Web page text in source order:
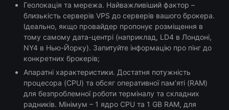
Геолокація та мережа. Найважливіший фактор –
близькість серверів VPS до серверів вашого брокера.
Ідеально, якщо провайдер пропонує розміщення в
тому самому дата-центрі (наприклад, LD4 в Лондоні,
NY4 в Нью-Йорку). Запитуйте інформацію про пінг до
конкретних брокерів;
Апаратні характеристики. Достатня потужність
процесора (CPU) та обсяг оперативної пам’яті (RAM)
для безпроблемної роботи терміналу та складних
радників. Мінімум – 1 ядро CPU та 1 GB RAM, для